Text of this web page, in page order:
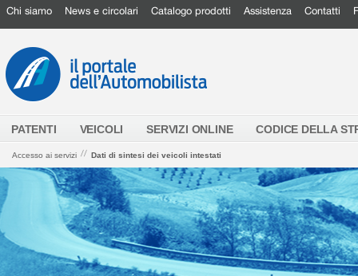
Chi siamo News e circolari Catalogo prodotti Assistenza Contatti
PATENTI VEICOLI SERVIZI ONLINE CODICE DELLA
Accesso ai servizi // Dati di sintesi dei veicoli intestati